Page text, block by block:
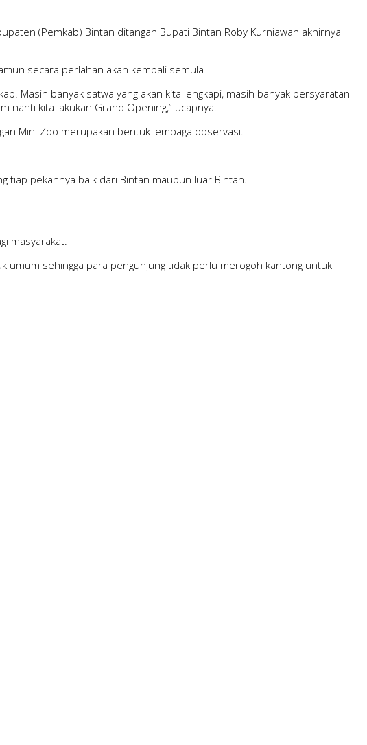
(Pemkab) Bintan ditangan Bupati Bintan Roby Kurniawan akhirnya
secara perlahan akan kembali semula
Masih banyak satwa yang akan kita lengkapi, masih banyak persyaratan
nanti kita lakukan Grand Opening,” ucapnya.
Mini Zoo merupakan bentuk lembaga observasi.
tiap pekannya baik dari Bintan maupun luar Bintan.
masyarakat.
umum sehingga para pengunjung tidak perlu merogoh kantong untuk